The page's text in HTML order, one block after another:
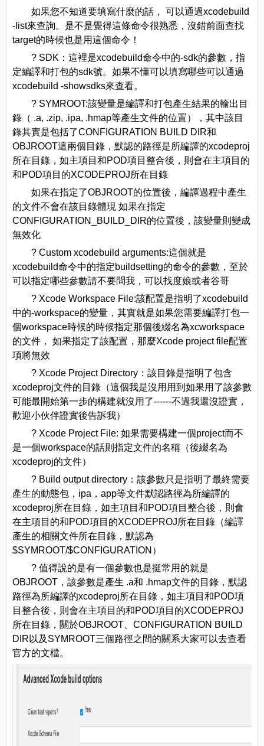
如果您不知道要填寫什麼的話， 可以通過xcodebuild
-list來查詢。是不是覺得這條命令很熟悉，沒錯前面查找
target的時候也是用這個命令！
? SDK：這裡是xcodebuild命令中的-sdk的參數，指
定編譯和打包的sdk號。如果不懂可以填寫哪些可以通過
xcodebuild -showsdks來查看。
? SYMROOT:該變量是編譯和打包產生結果的輸出目
錄（ .a, .zip, .ipa, .hmap等產生文件的位置），其中該目
錄其實是包括了CONFIGURATION BUILD DIR和
OBJROOT這兩個目錄，默認的路徑是所編譯的xcodeproj
所在目錄，如主項目和POD項目整合後，則會在主項目的
和POD項目的XCODEPROJ所在目錄
如果在指定了OBJROOT的位置後，編譯過程中產生
的文件不會在該目錄體現 如果在指定
CONFIGURATION_BUILD_DIR的位置後，該變量則變成
無效化
? Custom xcodebuild arguments:這個就是
xcodebuild命令中的指定buildsetting的命令的參數，至於
可以指定哪些參數請不要問我，可以找度娘或者谷哥
? Xcode Workspace File:該配置是指明了xcodebuild
中的-workspace的變量，其實就是如果您需要編譯打包一
個workspace時候的時候指定那個後綴名為xcworkspace
的文件， 如果指定了該配置，那麼Xcode project file配置
項將無效
? Xcode Project Directory：該目錄是指明了包含
xcodeproj文件的目錄（這個我是沒用用到如果用了該參數
可能最開始第一步的構建就沒用了------不過我還沒證實，
歡迎小伙伴證實後告訴我）
? Xcode Project File: 如果需要構建一個project而不
是一個workspace的話則指定文件的名稱（後綴名為
xcodeproj的文件）
? Build output directory：該參數只是指明了最終需要
產生的動態包，ipa，app等文件默認路徑為所編譯的
xcodeproj所在目錄，如主項目和POD項目整合後，則會
在主項目的和POD項目的XCODEPROJ所在目錄（編譯
產生的相關文件所在目錄，默認為
$SYMROOT/$CONFIGURATION）
? 值得說的是有一個參數也是挺常用的就是
OBJROOT，該參數是產生 .a和 .hmap文件的目錄，默認
路徑為所編譯的xcodeproj所在目錄，如主項目和POD項
目整合後，則會在主項目的和POD項目的XCODEPROJ
所在目錄，關於OBJROOT、CONFIGURATION BUILD
DIR以及SYMROOT三個路徑之間的關系大家可以去查看
官方的文檔。